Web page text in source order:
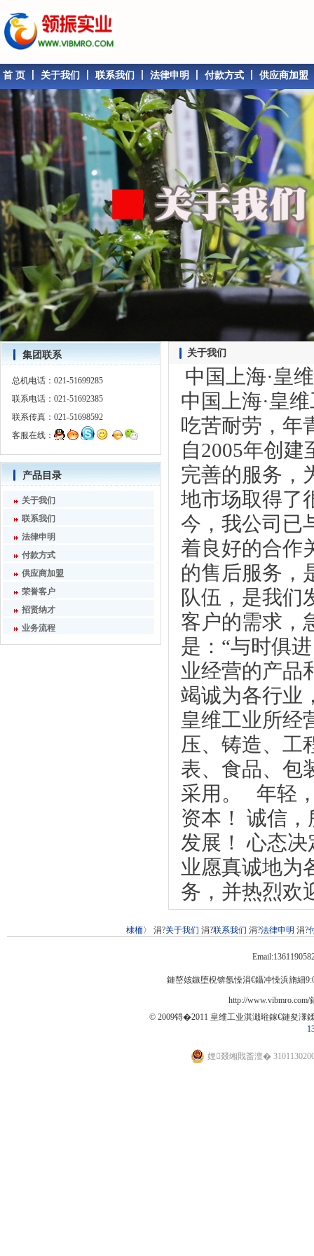
首 页 关于我们 联系我们 法律申明 付款方式 供应商加盟
集团联系
总机电话：021-51699285
联系电话：021-51692385
联系传真：021-51698592
客服在线：
产品目录
关于我们
联系我们
法律申明
付款方式
供应商加盟
荣誉客户
招贤纳才
业务流程
关于我们
中国上海·皇
中国上海·皇
吃苦耐劳，年
自2005年创
完善的服务，
地市场取得了
今，我公司已
着良好的合作
的售后服务，
队伍，是我们
客户的需求，
是：“与时俱
业经营的产品
竭诚为各行业
皇维工业所经
压、铸造、工
表、食品、包
采用。 年轻
资本！ 诚信
发展！ 心态决
业愿真诚地为
务，并热烈欢
棣栭〉 涓?关于我们 涓?联系我们 涓?法律申明 涓?
鏈嶅姟鏃堕棿锛氬懆涓€鑷冲懆浜旓細
http://www.vibmro.com/
© 2009锝�2011 皇维工业淇濈暀鎵€鏈夋潈
娌叕缃戝畨澶�